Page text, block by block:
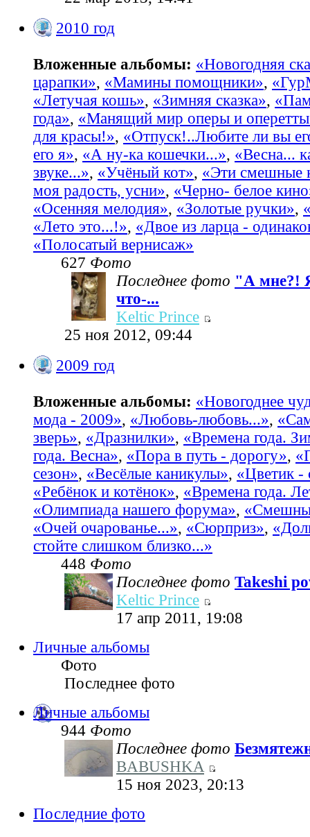
2010 год
Вложенные альбомы: «Новогодняя
царапки», «Мамины помощники»,
«Летучая кошь», «Зимняя сказка»,
года», «Манящий мир оперы и
для красы!», «Отпуск!..Любите ли вы
его я», «А ну-ка кошечки...», «Весна...
звуке...», «Учёный кот», «Эти смешные
моя радость, усни», «Черно- белое
«Осенняя мелодия», «Золотые ручки»,
«Лето это...!», «Двое из ларца -
«Полосатый вернисаж»
627 Фото
Последнее фото "А мне?!
что-...
Keltic Prince
25 ноя 2012, 09:44
2009 год
Вложенные альбомы: «Новогоднее
мода - 2009», «Любовь-любовь...»,
зверь», «Дразнилки», «Времена года.
года. Весна», «Пора в путь - дорогу»,
сезон», «Весёлые каникулы», «Цветик -
«Ребёнок и котёнок», «Времена года.
«Олимпиада нашего форума»,
«Очей очарованье...», «Сюрприз»,
стойте слишком близко...»
448 Фото
Последнее фото Takeshi
Keltic Prince
17 апр 2011, 19:08
Личные альбомы
Фото
Последнее фото
Личные альбомы
944 Фото
Последнее фото
BABUSHKA
15 ноя 2023, 20:13
Последние фото